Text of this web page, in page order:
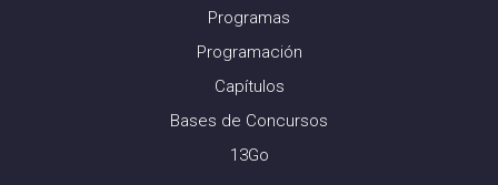
Programas
Programación
Capítulos
Bases de Concursos
13Go